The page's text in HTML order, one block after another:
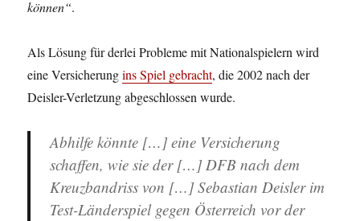
können“.
Als Lösung für derlei Probleme mit Nationalspielern wird
eine Versicherungins Spiel gebracht, die 2002 nach der
Deisler-Verletzung abgeschlossen wurde.
Abhilfe könnte […] eine Versicherung
schaffen, wie sie der […] DFB nach dem
Kreuzbandriss von […] Sebastian Deisler im
Test-Länderspiel gegen Österreich vor der